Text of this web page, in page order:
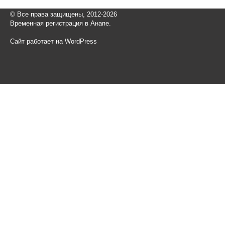
© Все права защищены, 2012-2026
Временная регистрация в Анапе.
Сайт работает на WordPress